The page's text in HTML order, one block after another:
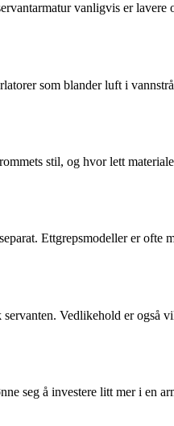
vanligvis er lavere
som blander luft i
stil, og hvor lett
Ettgrepsmodeller er ofte
Vedlikehold er også
seg å investere litt mer i en